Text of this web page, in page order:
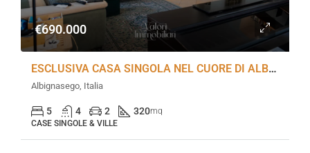
€690.000
ESCLUSIVA CASA SINGOLA NEL CUORE DI ALBIGNASEGO
Albignasego, Italia
5 4 2 320mq
CASE SINGOLE & VILLE